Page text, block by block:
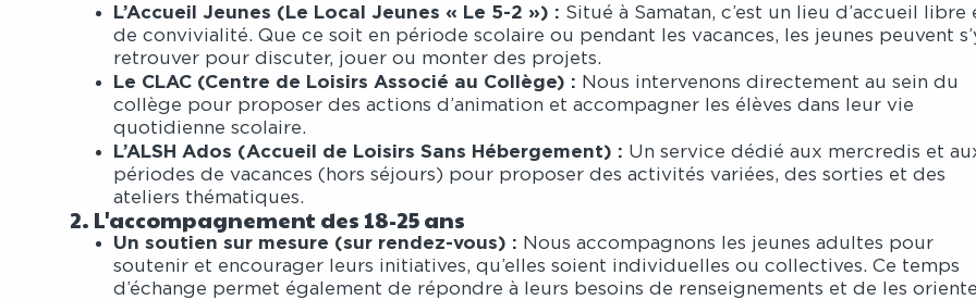
L’Accueil Jeunes (Le Local Jeunes « Le 5-2 ») : Situé à Samatan, c’est un lieu d’accueil libre
de convivialité. Que ce soit en période scolaire ou pendant les vacances, les jeunes peuvent
retrouver pour discuter, jouer ou monter des projets.
Le CLAC (Centre de Loisirs Associé au Collège) : Nous intervenons directement au sein du
collège pour proposer des actions d’animation et accompagner les élèves dans leur vie
quotidienne scolaire.
L’ALSH Ados (Accueil de Loisirs Sans Hébergement) : Un service dédié aux mercredis et
périodes de vacances (hors séjours) pour proposer des activités variées, des sorties et des
ateliers thématiques.
2. L'accompagnement des 18-25 ans
Un soutien sur mesure (sur rendez-vous) : Nous accompagnons les jeunes adultes pour
soutenir et encourager leurs initiatives, qu’elles soient individuelles ou collectives. Ce temps
d’échange permet également de répondre à leurs besoins de renseignements et de les